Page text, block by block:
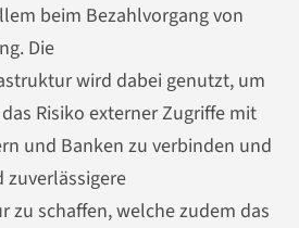
beim Bezahlvorgang von
Die
wird dabei genutzt, um
Risiko externer Zugriffe mit
und Banken zu verbinden und
zuverlässigere
zu schaffen, welche zudem das